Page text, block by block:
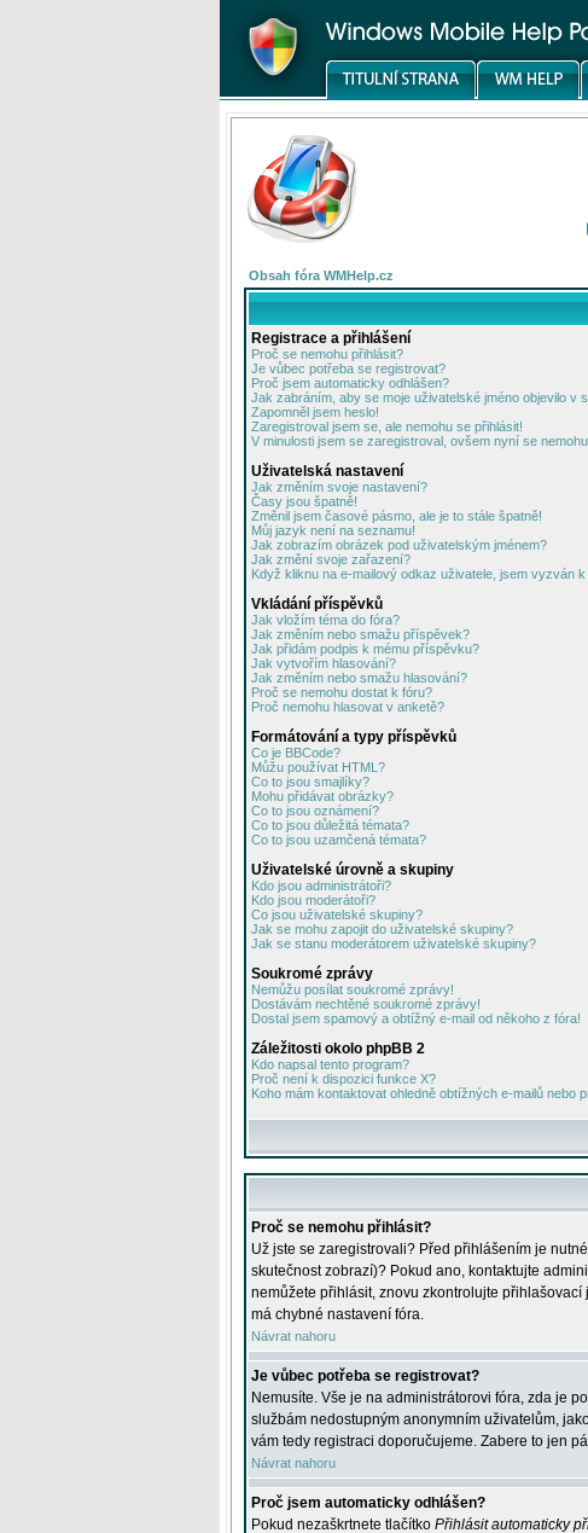
Obsah fóra WMHelp.cz
Registrace a přihlášení
Proč se nemohu přihlásit?
Je vůbec potřeba se registrovat?
Proč jsem automaticky odhlášen?
Jak zabráním, aby se moje uživatelské jméno objevilo v
Zapomněl jsem heslo!
Zaregistroval jsem se, ale nemohu se přihlásit!
V minulosti jsem se zaregistroval, ovšem nyní se
Uživatelská nastavení
Jak změním svoje nastavení?
Časy jsou špatně!
Změnil jsem časové pásmo, ale je to stále špatně!
Můj jazyk není na seznamu!
Jak zobrazím obrázek pod uživatelským jménem?
Jak změní svoje zařazení?
Když kliknu na e-mailový odkaz uživatele, jsem vyzván k
Vkládání příspěvků
Jak vložím téma do fóra?
Jak změním nebo smažu příspěvek?
Jak přidám podpis k mému příspěvku?
Jak vytvořím hlasování?
Jak změním nebo smažu hlasování?
Proč se nemohu dostat k fóru?
Proč nemohu hlasovat v anketě?
Formátování a typy příspěvků
Co je BBCode?
Můžu používat HTML?
Co to jsou smajlíky?
Mohu přidávat obrázky?
Co to jsou oznámení?
Co to jsou důležitá témata?
Co to jsou uzamčená témata?
Uživatelské úrovně a skupiny
Kdo jsou administrátoři?
Kdo jsou moderátoři?
Co jsou uživatelské skupiny?
Jak se mohu zapojit do uživatelské skupiny?
Jak se stanu moderátorem uživatelské skupiny?
Soukromé zprávy
Nemůžu posílat soukromé zprávy!
Dostávám nechtěné soukromé zprávy!
Dostal jsem spamový a obtížný e-mail od někoho z fóra!
Záležitosti okolo phpBB 2
Kdo napsal tento program?
Proč není k dispozici funkce X?
Koho mám kontaktovat ohledně obtížných e-mailů nebo
Proč se nemohu přihlásit?
Už jste se zaregistrovali? Před přihlášením je
skutečnost zobrazí)? Pokud ano, kontaktujte
nemůžete přihlásit, znovu zkontrolujte
má chybné nastavení fóra.
Návrat nahoru
Je vůbec potřeba se registrovat?
Nemusíte. Vše je na administrátorovi fóra, zda je
službám nedostupným anonymním uživatelům,
vám tedy registraci doporučujeme. Zabere to jen
Návrat nahoru
Proč jsem automaticky odhlášen?
Pokud nezaškrtnete tlačítko Přihlásit automaticky